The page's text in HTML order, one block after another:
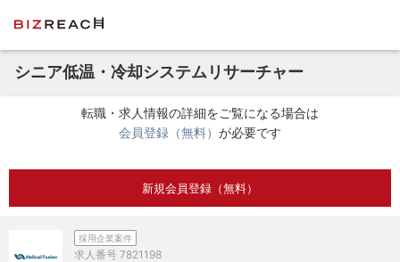
シニア低温・冷却システムリサーチャー
転職・求人情報の詳細をご覧になる場合は
会員登録（無料） が必要です
新規会員登録（無料）
採用企業案件
求人番号 7821198